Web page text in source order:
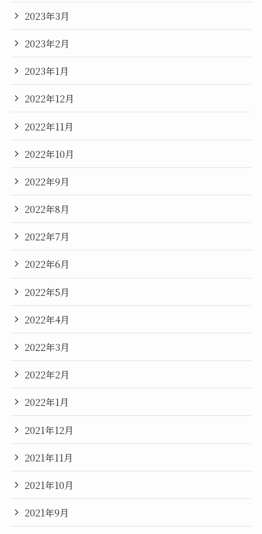
2023年3月
2023年2月
2023年1月
2022年12月
2022年11月
2022年10月
2022年9月
2022年8月
2022年7月
2022年6月
2022年5月
2022年4月
2022年3月
2022年2月
2022年1月
2021年12月
2021年11月
2021年10月
2021年9月